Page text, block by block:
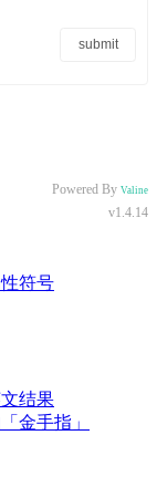
submit
Powered By Valine
v1.4.14
符号
结果
金手指」